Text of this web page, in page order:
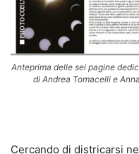
Anteprima delle sei pagine
di Andrea Tomacelli e
Cercando di districarsi